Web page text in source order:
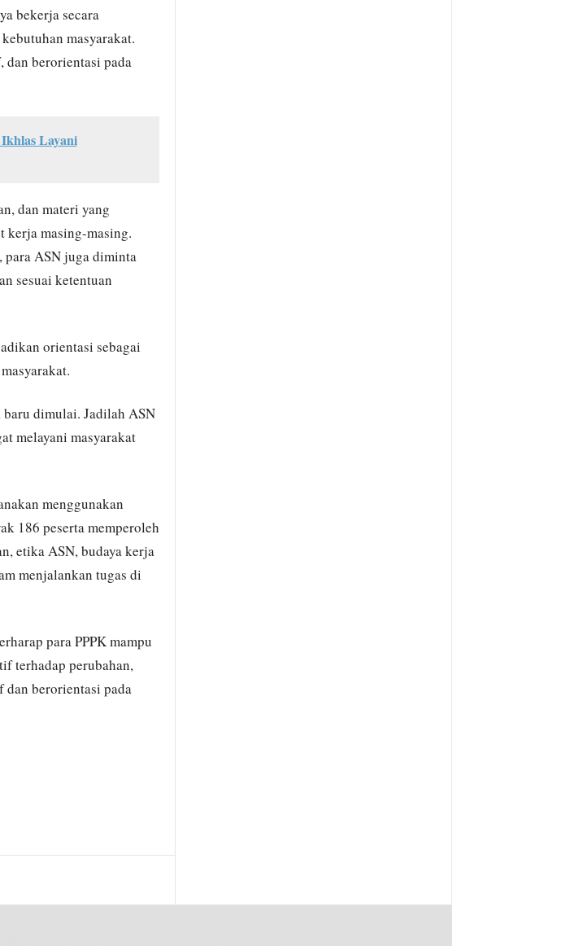
bekerja secara
masyarakat.
dan berorientasi pada
Layani
dan materi yang
kerja masing-masing.
para ASN juga diminta
sesuai ketentuan
orientasi sebagai
dimulai. Jadilah ASN
melayani masyarakat
menggunakan
186 peserta memperoleh
etika ASN, budaya kerja
menjalankan tugas di
para PPPK mampu
terhadap perubahan,
berorientasi pada